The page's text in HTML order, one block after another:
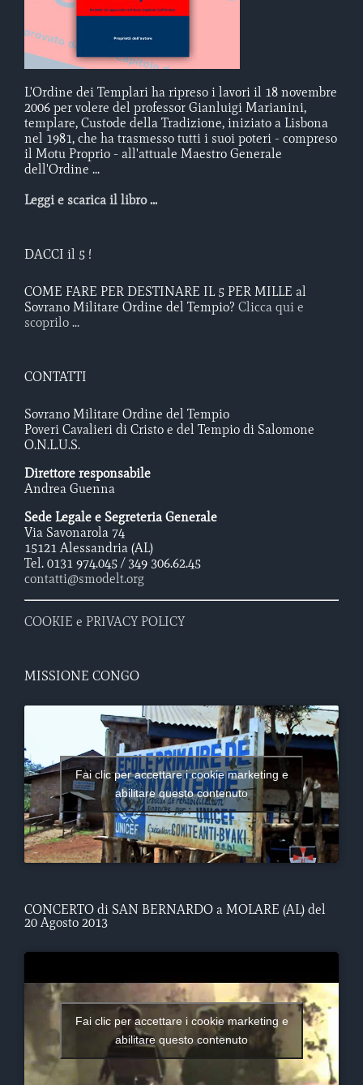
L'Ordine dei Templari ha ripreso i lavori il 18 novembre
2006 per volere del professor Gianluigi Marianini,
templare, Custode della Tradizione, iniziato a Lisbona
nel 1981, che ha trasmesso tutti i suoi poteri - compreso
il Motu Proprio - all'attuale Maestro Generale
dell'Ordine ...
Leggi e scarica il libro ...
DACCI il 5 !
COME FARE PER DESTINARE IL 5 PER MILLE al
Sovrano Militare Ordine del Tempio? Clicca qui e
scoprilo ...
CONTATTI
Sovrano Militare Ordine del Tempio
Poveri Cavalieri di Cristo e del Tempio di Salomone
O.N.L.U.S.
Direttore responsabile
Andrea Guenna
Sede Legale e Segreteria Generale
Via Savonarola 74
15121 Alessandria (AL)
Tel. 0131 974.045 / 349 306.62.45
contatti@smodelt.org
COOKIE e PRIVACY POLICY
MISSIONE CONGO
Fai clic per accettare i cookie marketing e
abilitare questo contenuto
CONCERTO di SAN BERNARDO a MOLARE (AL) del
20 Agosto 2013
Fai clic per accettare i cookie marketing e
abilitare questo contenuto